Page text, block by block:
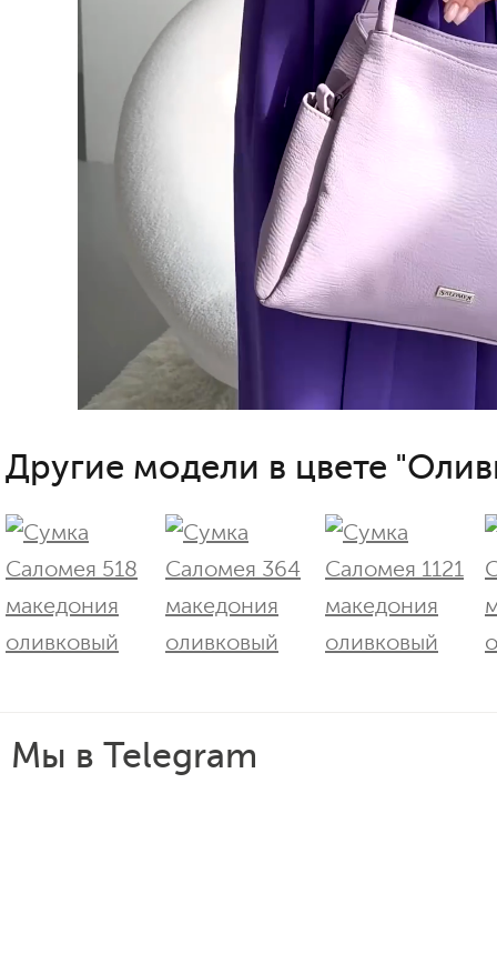
Другие модели в цвете
Мы в Telegram